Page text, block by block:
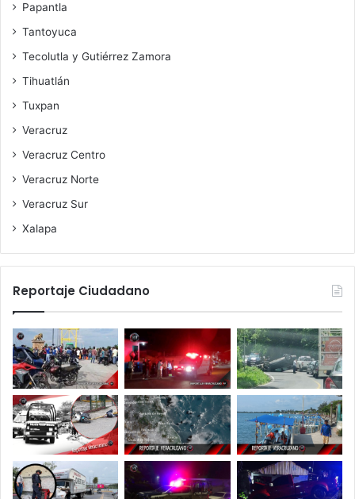
Papantla
Tantoyuca
Tecolutla y Gutiérrez Zamora
Tihuatlán
Tuxpan
Veracruz
Veracruz Centro
Veracruz Norte
Veracruz Sur
Xalapa
Reportaje Ciudadano